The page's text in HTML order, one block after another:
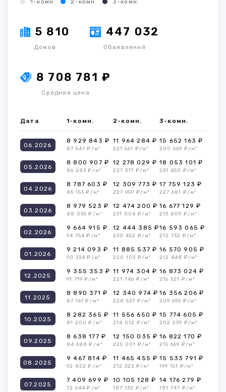
1-комн. 2-комн. 3-комн.
5 810
Домов
447 032
Объявлений
8 708 781 ₽
Средняя цена
Дата 1-комн. 2-комн. 3-комн.
06.2026
8 929 843 ₽
87 547 ₽/м²
11 964 284 ₽
221 561 ₽/м²
15 652 163 ₽
200 669 ₽/м²
05.2026
8 800 907 ₽
86 283 ₽/м²
12 278 029 ₽
227 371 ₽/м²
18 053 101 ₽
231 450 ₽/м²
04.2026
8 787 603 ₽
86 153 ₽/м²
12 309 773 ₽
227 959 ₽/м²
17 759 123 ₽
227 681 ₽/м²
03.2026
8 979 523 ₽
88 035 ₽/м²
12 474 200 ₽
231 004 ₽/м²
16 677 129 ₽
213 809 ₽/м²
02.2026
9 664 915 ₽
94 754 ₽/м²
12 444 385 ₽
230 452 ₽/м²
16 593 065 ₽
212 732 ₽/м²
01.2026
9 214 093 ₽
90 334 ₽/м²
11 885 537 ₽
220 103 ₽/м²
16 570 905 ₽
212 448 ₽/м²
12.2025
9 355 353 ₽
91 719 ₽/м²
11 974 304 ₽
221 746 ₽/м²
16 873 024 ₽
216 321 ₽/м²
11.2025
8 890 371 ₽
87 161 ₽/м²
12 340 974 ₽
228 537 ₽/м²
16 356 206 ₽
209 695 ₽/м²
10.2025
8 282 365 ₽
81 200 ₽/м²
11 556 650 ₽
214 012 ₽/м²
15 774 605 ₽
202 239 ₽/м²
09.2025
8 638 177 ₽
84 688 ₽/м²
12 150 035 ₽
225 001 ₽/м²
16 822 170 ₽
215 669 ₽/м²
08.2025
9 467 814 ₽
92 822 ₽/м²
11 465 455 ₽
212 323 ₽/м²
15 533 791 ₽
199 151 ₽/м²
07.2025
7 409 699 ₽
72 644 ₽/м²
10 105 128 ₽
187 132 ₽/м²
14 176 279 ₽
181 747 ₽/м²